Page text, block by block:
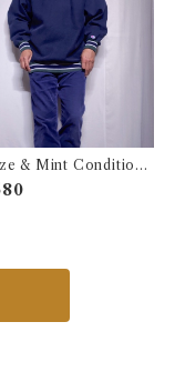
& Mint Condition
Champion Reverse
Navy Blue Size XXL